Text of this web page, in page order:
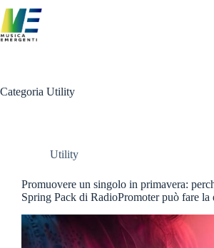
al
contenuto
Categoria Utility
Utility
Promuovere un singolo in primavera:
Spring Pack di RadioPromoter può fare la